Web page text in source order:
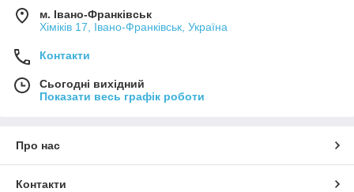
м. Івано-Франківськ
Хіміків 17, Івано-Франківськ, Україна
Контакти
Сьогодні вихідний
Показати весь графік роботи
Про нас
Контакти